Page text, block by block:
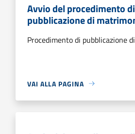
Avvio del procedimento di
pubblicazione di
Procedimento di pubblicazione
VAI ALLA PAGINA